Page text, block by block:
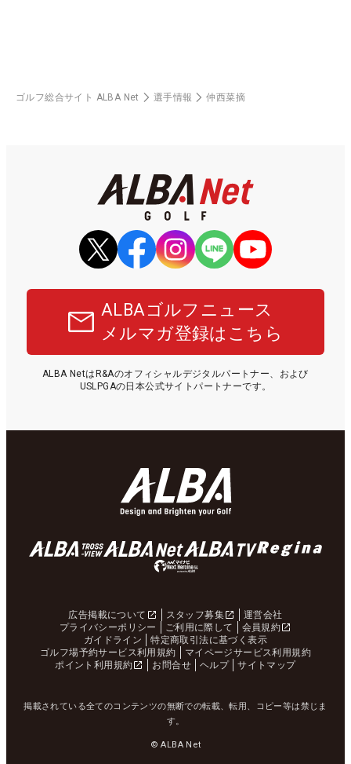
ゴルフ総合サイト ALBA Net 選手情報 仲西菜摘
ALBAゴルフニュース
メルマガ登録はこちら
ALBA NetはR&Aのオフィシャルデジタルパートナー、および
USLPGAの日本公式サイトパートナーです。
広告掲載について スタッフ募集
運営会社
プライバシーポリシー
ご利用に際して
会員規約
ガイドライン
特定商取引法に基づく表示
ゴルフ場予約サービス利用規約
マイページサービス利用規約
ポイント利用規約
お問合せ ヘルプ サイトマップ
掲載されている全てのコンテンツの無断での転載、転用、コピー等は禁じま
す。
© ALBA Net